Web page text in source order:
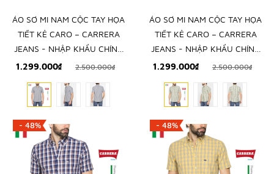
ÁO SƠ MI NAM CỘC TAY HỌA
TIẾT KẺ CARO – CARRERA
JEANS - NHẬP KHẨU CHÍNH
NGẠCH TỪ Ý
1.299.000₫ 2.500.000₫
ÁO SƠ MI NAM CỘC TAY HỌA
TIẾT KẺ CARO – CARRERA
JEANS - NHẬP KHẨU CHÍNH
NGẠCH TỪ Ý
1.299.000₫ 2.500.000₫
- 48% - 48%